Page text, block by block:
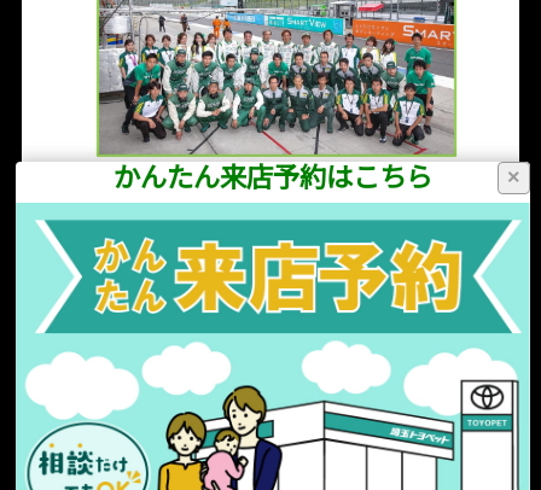
×
かんたん来店予約はこちら